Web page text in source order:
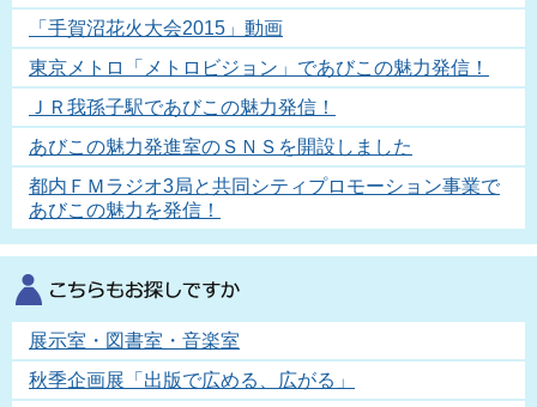
「手賀沼花火大会2015」動画
東京メトロ「メトロビジョン」であびこの魅力発信！
ＪＲ我孫子駅であびこの魅力発信！
あびこの魅力発進室のＳＮＳを開設しました
都内ＦＭラジオ3局と共同シティプロモーション事業で
あびこの魅力を発信！
展示室・図書室・音楽室
秋季企画展「出版で広める、広がる」